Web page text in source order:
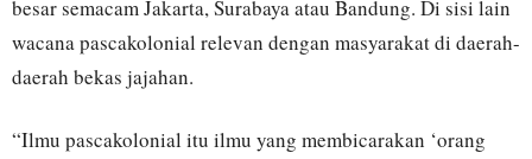
besar semacam Jakarta, Surabaya atau Bandung. Di sisi lain
wacana pascakolonial relevan dengan masyarakat di daerah-
daerah bekas jajahan.
“Ilmu pascakolonial itu ilmu yang membicarakan ‘orang